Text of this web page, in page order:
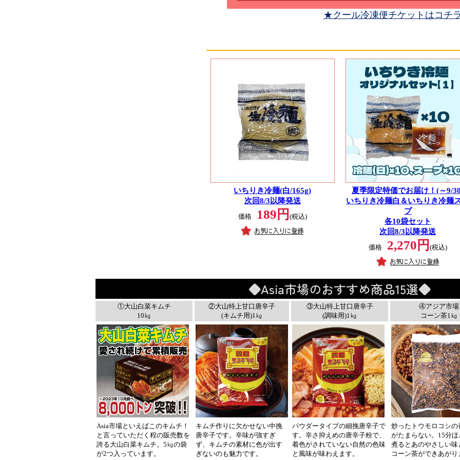
★クール冷凍便チケットはコチ
いちりき冷麺(白/165g)
次回8/3以降発送
価格 189円 (税込)
夏季限定特価でお届け！(～9/
いちりき冷麺白＆いちりき冷麺
プ
各10袋セット
次回8/3以降発送
価格 2,270円 (税込)